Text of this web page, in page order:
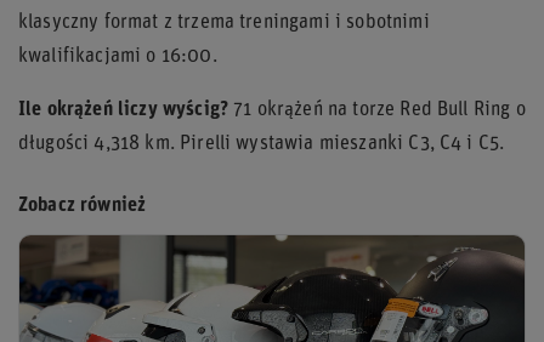
klasyczny format z trzema treningami i sobotnimi
kwalifikacjami o 16:00.
Ile okrążeń liczy wyścig? 71 okrążeń na torze Red Bull Ring o
długości 4,318 km. Pirelli wystawia mieszanki C3, C4 i C5.
Zobacz również